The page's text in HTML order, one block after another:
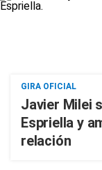
GIRA OFICIAL
Javier Milei
Espriella y
relación